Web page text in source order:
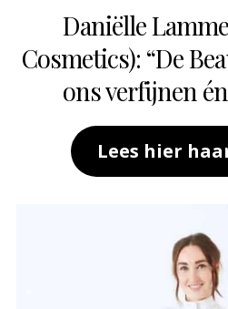
Daniëlle
Cosmetics): “De
ons verfijnen
Lees hier